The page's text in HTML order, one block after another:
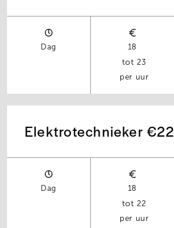
Dag
18
23
per uur
Elektrotechnieker €22
Dag
18
22
per uur